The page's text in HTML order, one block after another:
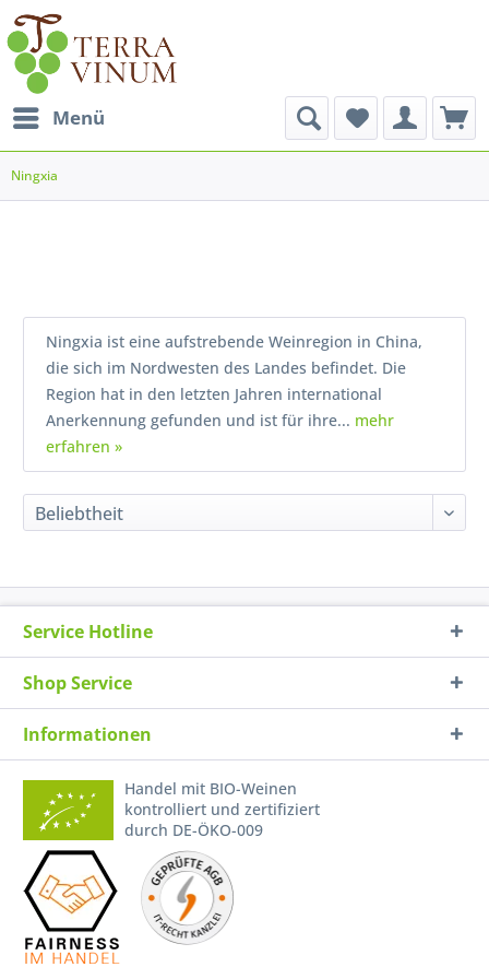
Menü
Ningxia
Ningxia ist eine aufstrebende Weinregion in China,
die sich im Nordwesten des Landes befindet. Die
Region hat in den letzten Jahren international
Anerkennung gefunden und ist für ihre... mehr
erfahren »
Service Hotline
Shop Service
Informationen
Handel mit BIO-Weinen
kontrolliert und zertifiziert
durch DE-ÖKO-009